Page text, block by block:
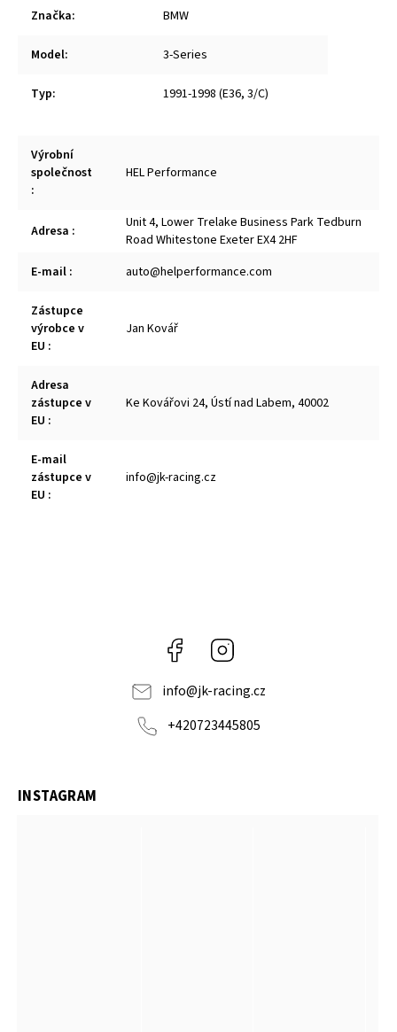
Značka: BMW
Model: 3-Series
Typ: 1991-1998 (E36, 3/C)
Výrobní
společnost
:
HEL Performance
Adresa :
Unit 4, Lower Trelake Business Park Tedburn
Road Whitestone Exeter EX4 2HF
E-mail : auto@helperformance.com
Zástupce
výrobce v
EU :
Jan Kovář
Adresa
zástupce v
EU :
Ke Kovářovi 24, Ústí nad Labem, 40002
E-mail
zástupce v
EU :
info@jk-racing.cz
Facebook
info@jk-racing.cz
+420723445805
INSTAGRAM